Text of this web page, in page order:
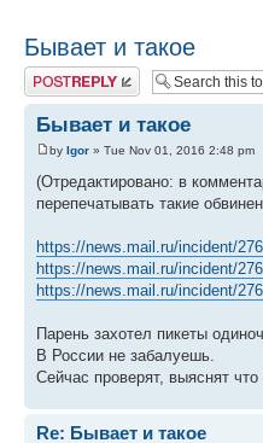
Бывает и такое
Post a reply
Бывает и такое
by Igor » Tue Nov 01, 2016 2:48 pm
(Отредактировано: в
перепечатывать такие
https://news.mail.ru/incident/
https://news.mail.ru/incident/
https://news.mail.ru/incident/
Парень захотел пикеты
В России не забалуешь.
Сейчас проверят, выяснят
Re: Бывает и такое